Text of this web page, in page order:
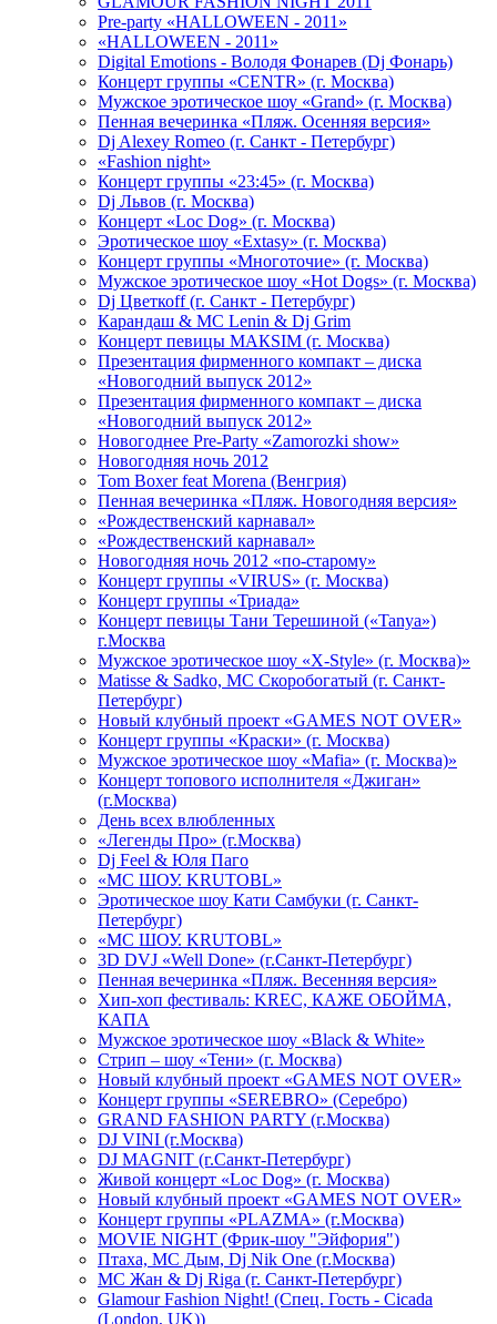
Pre-party «HALLOWEEN - 2011»
«HALLOWEEN - 2011»
Digital Emotions - Володя Фонарев (Dj Фонарь)
Концерт группы «CENTR» (г. Москва)
Мужское эротическое шоу «Grand» (г. Москва)
Пенная вечеринка «Пляж. Осенняя версия»
Dj Alexey Romeo (г. Санкт - Петербург)
«Fashion night»
Концерт группы «23:45» (г. Москва)
Dj Львов (г. Москва)
Концерт «Loc Dog» (г. Москва)
Эротическое шоу «Extasy» (г. Москва)
Концерт группы «Многоточие» (г. Москва)
Мужское эротическое шоу «Hot Dogs» (г. Москва)
Dj Цветкоff (г. Санкт - Петербург)
Карандаш & МС Lenin & Dj Grim
Концерт певицы МАКSIМ (г. Москва)
Презентация фирменного компакт – диска
«Новогодний выпуск 2012»
Презентация фирменного компакт – диска
«Новогодний выпуск 2012»
Новогоднее Pre-Party «Zamorozki show»
Новогодняя ночь 2012
Tom Boxer feat Morena (Венгрия)
Пенная вечеринка «Пляж. Новогодняя версия»
«Рождественский карнавал»
«Рождественский карнавал»
Новогодняя ночь 2012 «по-старому»
Концерт группы «VIRUS» (г. Москва)
Концерт группы «Триада»
Концерт певицы Тани Терешиной («Tanya»)
г.Москва
Мужское эротическое шоу «X-Style» (г. Москва)»
Matissе & Sadko, MC Скоробогатый (г. Санкт-
Петербург)
Новый клубный проект «GAMES NOT OVER»
Концерт группы «Краски» (г. Москва)
Мужское эротическое шоу «Mafia» (г. Москва)»
Концерт топового исполнителя «Джиган»
(г.Москва)
День всех влюбленных
«Легенды Про» (г.Москва)
Dj Feel & Юля Паго
«МС ШОУ. KRUTOBL»
Эротическое шоу Кати Самбуки (г. Санкт-
Петербург)
«МС ШОУ. KRUTOBL»
3D DVJ «Well Done» (г.Санкт-Петербург)
Пенная вечеринка «Пляж. Весенняя версия»
Хип-хоп фестиваль: KREC, КАЖЕ ОБОЙМА,
КАПА
Мужское эротическое шоу «Black & White»
Стрип – шоу «Тени» (г. Москва)
Новый клубный проект «GAMES NOT OVER»
Концерт группы «SEREBRO» (Серебро)
GRAND FASHION PARTY (г.Москва)
DJ VINI (г.Москва)
DJ MAGNIT (г.Санкт-Петербург)
Живой концерт «Loc Dog» (г. Москва)
Новый клубный проект «GAMES NOT OVER»
Концерт группы «PLAZMA» (г.Москва)
MOVIE NIGHT (Фрик-шоу "Эйфория")
Птаха, МС Дым, Dj Nik One (г.Москва)
МС Жан & Dj Riga (г. Санкт-Петербург)
Glamour Fashion Night! (Спец. Гость - Cicada
(London, UK))